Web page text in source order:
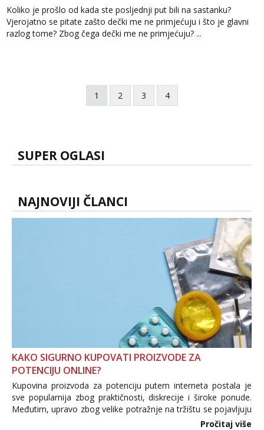
Koliko je prošlo od kada ste posljednji put bili na sastanku?
Vjerojatno se pitate zašto dečki me ne primjećuju i što je glavni
razlog tome? Zbog čega dečki me ne primjećuju? ...
1 2 3 4
SUPER OGLASI
NAJNOVIJI ČLANCI
KAKO SIGURNO KUPOVATI PROIZVODE ZA
POTENCIJU ONLINE?
Kupovina proizvoda za potenciju putem interneta postala je
sve popularnija zbog praktičnosti, diskrecije i široke ponude.
Međutim, upravo zbog velike potražnje na tržištu se pojavljuju
i brojni krivotvoreni proizvodi, nepouzdane internetske
Pročitaj više